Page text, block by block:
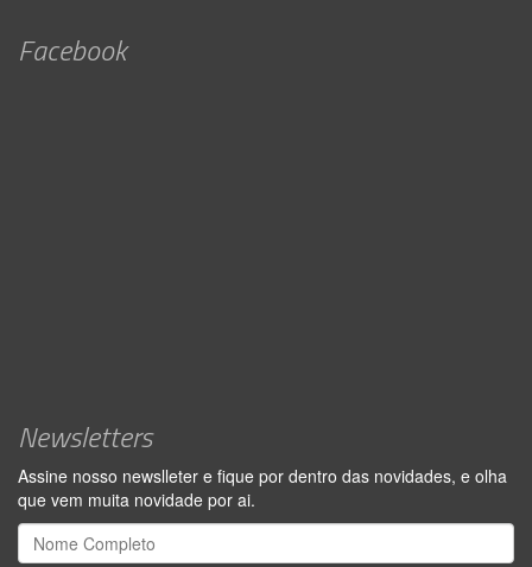
Facebook
Newsletters
Assine nosso newslleter e fique por dentro das novidades, e olha
que vem muita novidade por ai.